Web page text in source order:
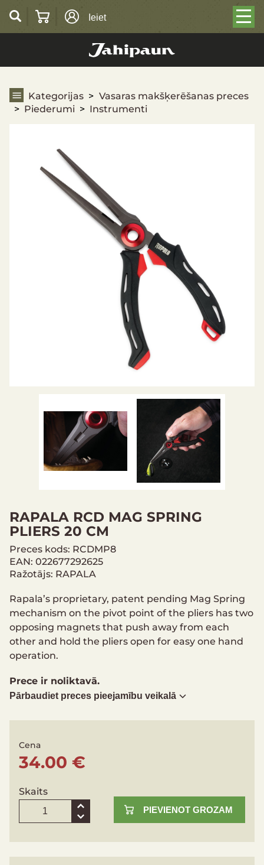
Ieiet
Kategorijas
Vasaras makšķerēšanas preces
Piederumi
Instrumenti
RAPALA RCD MAG SPRING
PLIERS 20 CM
Preces kods: RCDMP8
EAN: 022677292625
Ražotājs: RAPALA
Rapala’s proprietary, patent pending Mag Spring
mechanism on the pivot point of the pliers has two
opposing magnets that push away from each
other and hold the pliers open for easy one hand
operation.
Prece ir noliktavā.
Pārbaudiet preces pieejamību veikalā
Cena
34.00 €
Skaits
PIEVIENOT GROZAM